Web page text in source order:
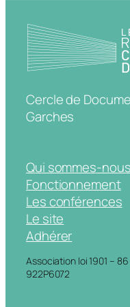
Cercle de
Garches
Qui sommes-
Fonctionnement
Les conférences
Le site
Adhérer
Association loi 1901 –
922P6072